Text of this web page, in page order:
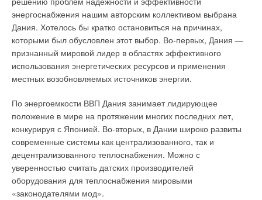
энергоснабжения нашим авторским коллективом выбрана
Дания. Хотелось бы кратко остановиться на причинах,
которыми был обусловлен этот выбор. Во-первых, Дания —
признанный мировой лидер в областях эффективного
использования энергетических ресурсов и применения
местных возобновляемых источников энергии.
По энергоемкости ВВП Дания занимает лидирующее
положение в мире на протяжении многих последних лет,
конкурируя с Японией. Во-вторых, в Дании широко развиты
современные системы как централизованного, так и
децентрализованного теплоснабжения. Можно с
уверенностью считать датских производителей
оборудования для теплоснабжения мировыми
«законодателями мод».
возвратить товар с недостатками. При этом потребитель
вправе потребовать также полного возмещения убытков,
причиненных ему вследствие продажи товара
ненадлежащего качества.
В отношении технически сложных и дорогостоящих товаров
требования потребителя об их замене на товары
такие же товары другой марки (модели, артикула) с
соответствующим перерасчетом покупной цены подлежат
удовлетворению в случае обнаружения существенных
недостатков товаров. Перечень технически сложных товаров
утверждается Правительством Российской Федерации.
Отсутствие у вас кассового или товарного чека либо иного
документа, удостоверяющих факт и условия покупки товара,